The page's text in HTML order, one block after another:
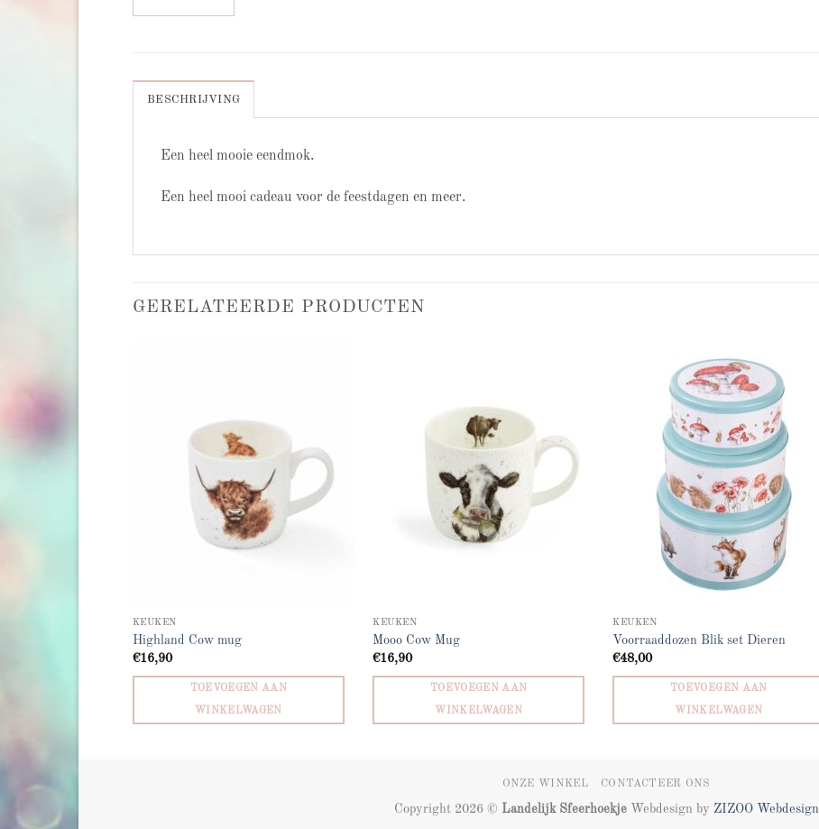
BESCHRIJVING
Een heel mooie eendmok.
Een heel mooi cadeau voor de feestdagen en meer.
GERELATEERDE PRODUCTEN
KEUKEN
Highland Cow mug
€16,90
TOEVOEGEN AAN
WINKELWAGEN
KEUKEN
Mooo Cow Mug
€16,90
TOEVOEGEN AAN
WINKELWAGEN
KEUKEN
Voorraaddozen Blik set Dieren
€48,00
TOEVOEGEN AAN
WINKELWAGEN
ONZE WINKEL CONTACTEER ONS
Copyright 2026 © Landelijk SfeerhoekjeWebdesign by ZIZOO Webdesign